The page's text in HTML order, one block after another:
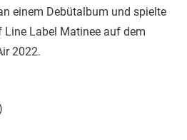
einem Debütalbum und spielte
Line Label Matinee auf dem
2022.